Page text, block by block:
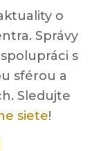
o
Správy
s
sférou a
Sledujte
siete!